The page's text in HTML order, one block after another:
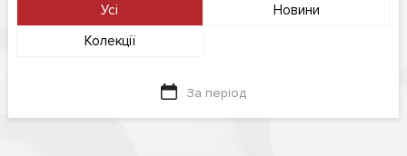
Усі
Новини
Колекції
За період